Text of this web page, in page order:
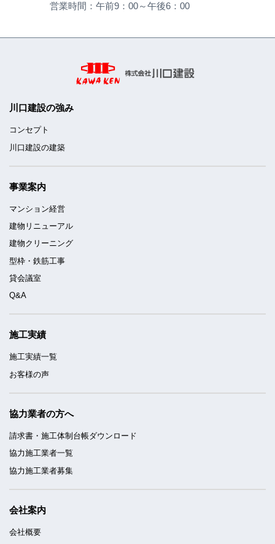
営業時間：午前9：00～午後6：00
川口建設の強み
コンセプト
川口建設の建築
事業案内
マンション経営
建物リニューアル
建物クリーニング
型枠・鉄筋工事
貸会議室
Q&A
施工実績
施工実績一覧
お客様の声
協力業者の方へ
請求書・施工体制台帳ダウンロード
協力施工業者一覧
協力施工業者募集
会社案内
会社概要